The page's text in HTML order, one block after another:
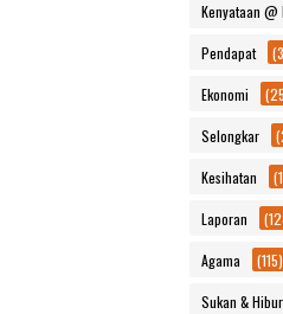
Kenyataan @
Pendapat
Ekonomi
Selongkar
Kesihatan
Laporan
Agama (115)
Sukan &